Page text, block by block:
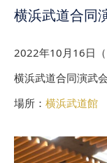
横浜武道合同
2022年10月16日（
横浜武道合同演武
場所： 横浜武道館